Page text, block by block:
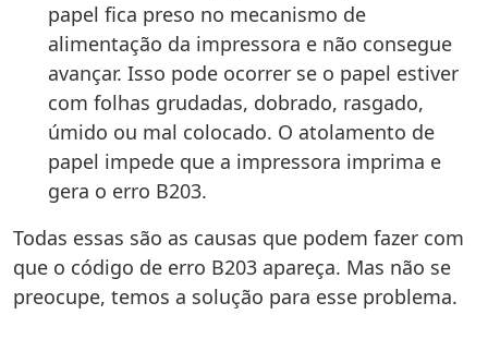
papel fica preso no mecanismo de
alimentação da impressora e não consegue
avançar. Isso pode ocorrer se o papel estiver
com folhas grudadas, dobrado, rasgado,
úmido ou mal colocado. O atolamento de
papel impede que a impressora imprima e
gera o erro B203.
Todas essas são as causas que podem fazer com
que o código de erro B203 apareça. Mas não se
preocupe, temos a solução para esse problema.